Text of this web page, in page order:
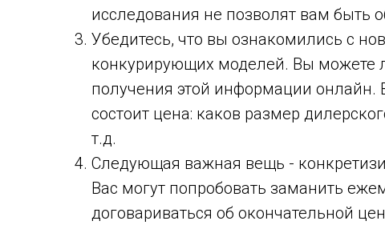
исследования не позволят вам быть
Убедитесь, что вы ознакомились с
конкурирующих моделей. Вы можете
получения этой информации онлайн.
состоит цена: каков размер
т.д.
Следующая важная вещь -
Вас могут попробовать заманить
договариваться об окончательной